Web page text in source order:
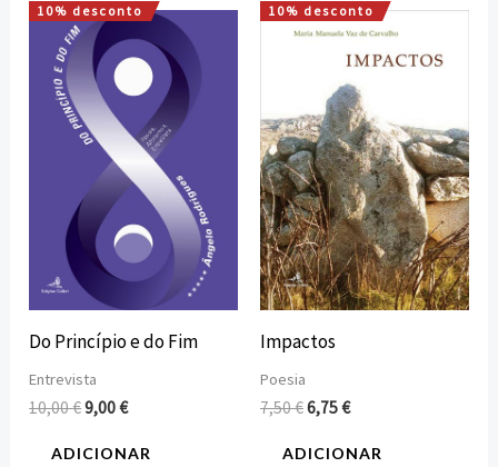
10% desconto
Do Princípio e do Fim
Entrevista
10,00€
O
preço
original
era:
10,00 €.
9,00€
O
preço
atual
9,00 €.
ADICIONAR
10% desconto
Impactos
Poesia
7,50€
O
preço
original
7,50 €.
6,75€
O
preço
atual
é:
6,75 €.
ADICIONAR